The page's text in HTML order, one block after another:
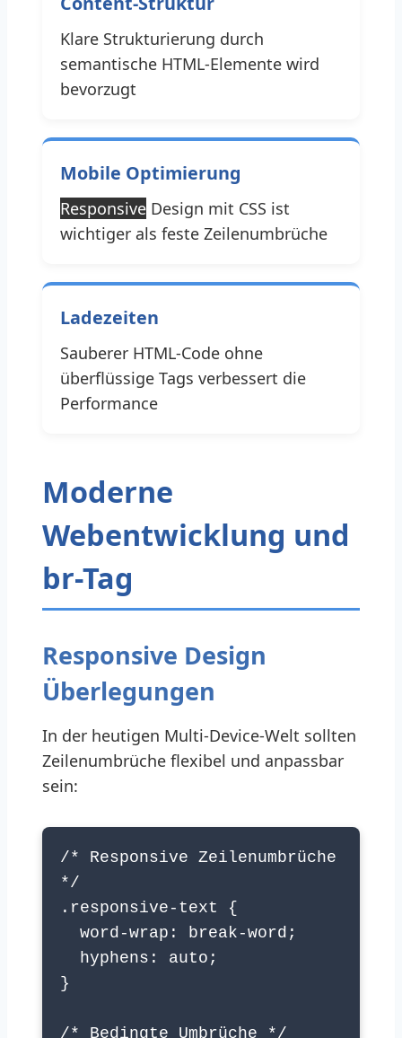
Klare Strukturierung durch
semantische HTML-Elemente wird
bevorzugt
Mobile Optimierung
Responsive Design mit CSS ist
wichtiger als feste Zeilenumbrüche
Ladezeiten
Sauberer HTML-Code ohne
überflüssige Tags verbessert die
Performance
Moderne
Webentwicklung und
br-Tag
Responsive Design
Überlegungen
In der heutigen Multi-Device-Welt sollten
Zeilenumbrüche flexibel und anpassbar
sein:
/* Responsive Zeilenumbrüche
*/
.responsive-text {
word-wrap: break-word;
hyphens: auto;
}
/* Bedingte Umbrüche */